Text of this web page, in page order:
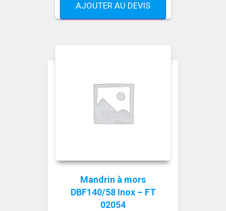
AJOUTER AU DEVIS
Mandrin à mors
DBF140/58 Inox – FT
02054